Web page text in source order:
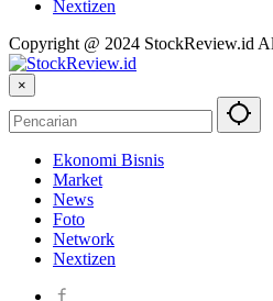
Nextizen
Copyright @ 2024 StockReview.id
×
Ekonomi Bisnis
Market
News
Foto
Network
Nextizen